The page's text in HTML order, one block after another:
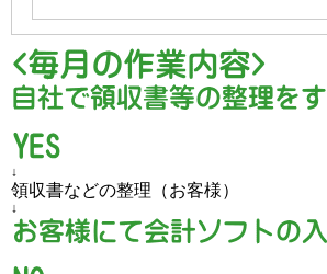
↓
領収書などの整理（お客様）
↓